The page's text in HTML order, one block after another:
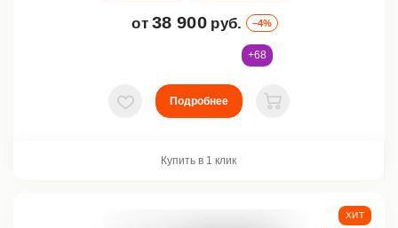
от 38 900 руб. –4%
+68
В избранное
Подробнее
В корзину
Купить в 1 клик
ХИТ